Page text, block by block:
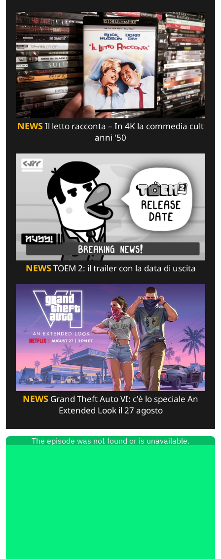
NEWSIl letto racconta – In 4K la commedia cult
anni '50
NEWSTOEM 2: il trailer con la data di uscita
NEWS Grand Theft Auto VI: c'è lo speciale An
Extended Look il 27 agosto